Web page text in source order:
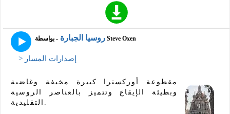
روسيا الجبارة - بواسطة Steve Oxen
> إصدارات المسار
مقطوعة أوركسترا كبيرة مخيفة وغاضبة
وبطيئة الإيقاع وتتميز بالعناصر الروسية